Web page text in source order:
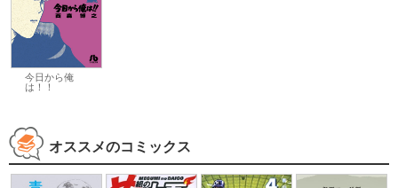
今日から俺
は！！
オススメのコミックス